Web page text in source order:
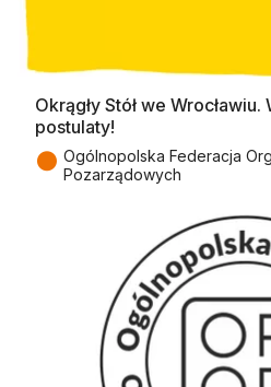
Okrągły Stół we Wrocławiu.
postulaty!
● Ogólnopolska Federacja
Pozarządowych